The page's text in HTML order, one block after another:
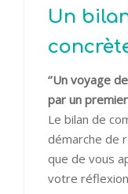
Un
‘’Un voyage
par un premier
Le bilan de
démarche de
que de vous
votre